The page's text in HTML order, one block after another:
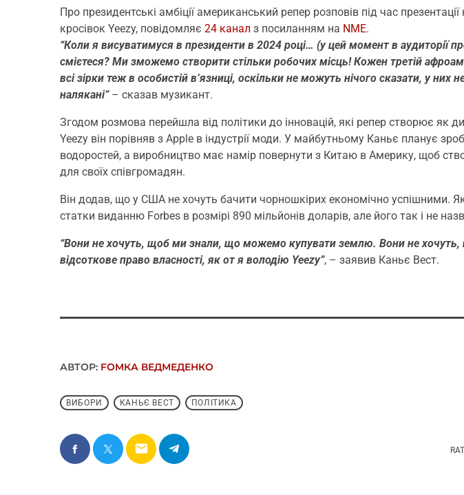
Про президентські амбіції американський репер розповів під час презентації
кросівок Yeezy, повідомляє 24 канал з посиланням на NME.
“Коли я висуватимуся в президенти в 2024 році… (у цей момент в аудиторії
смієтеся? Ми зможемо створити стільки робочих місць! Кожен третій
всі зірки теж в особистій в’язниці, оскільки не можуть нічого сказати, у них
налякані”– сказав музикант.
Згодом розмова перейшла від політики до інновацій, які репер створює як
Yeezy він порівняв з Apple в індустрії моди. У майбутньому Каньє планує
водоростей, а виробництво має намір повернути з Китаю в Америку, щоб
для своїх співгромадян.
Він додав, що у США не хочуть бачити чорношкірих економічно успішними. Як
статки виданню Forbes в розмірі 890 мільйонів доларів, але його так і не
“Вони не хочуть, щоб ми знали, що можемо купувати землю. Вони не
відсоткове право власності, як от я володію Yeezy”, – заявив Каньє Вест.
АВТОР: FОMКА ВЕДМЕДЕНКО
ВИБОРИ КАНЬЄ ВЕСТ ПОЛІТИКА
email